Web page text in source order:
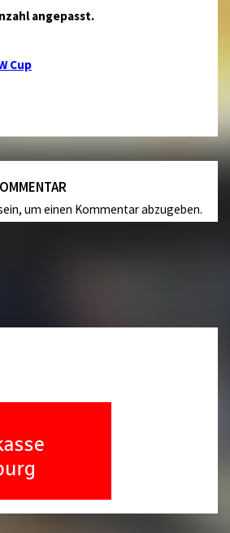
angepasst.
Cup
um einen Kommentar abzugeben.